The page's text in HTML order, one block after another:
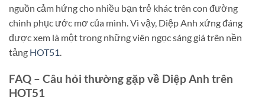
nguồn cảm hứng cho nhiều bạn trẻ khác trên con đường
chinh phục ước mơ của mình. Vì vậy, Diệp Anh xứng đáng
được xem là một trong những viên ngọc sáng giá trên nền
tảng HOT51.
FAQ – Câu hỏi thường gặp về Diệp Anh trên
HOT51